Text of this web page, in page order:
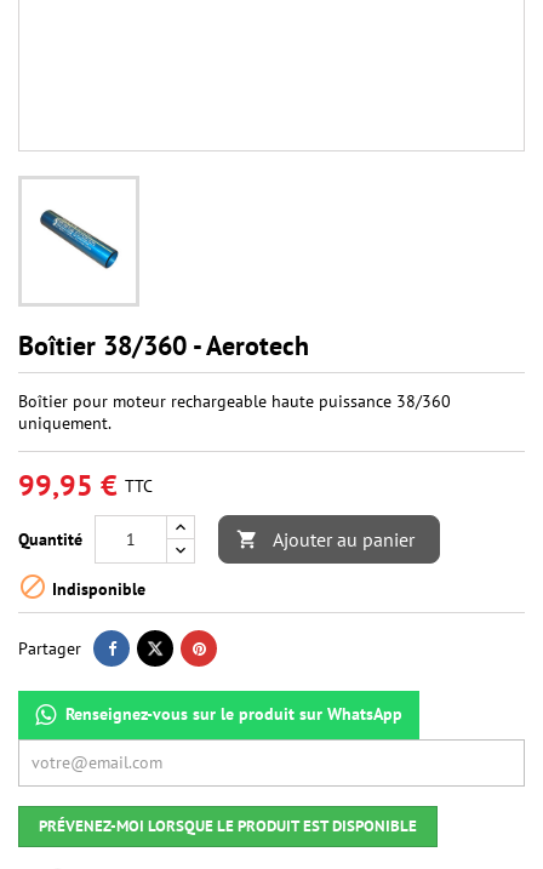
Boîtier 38/360 - Aerotech
Boîtier pour moteur rechargeable haute puissance 38/360
uniquement.
99,95 € TTC
Quantité  Ajouter au panier
 Indisponible
Partager
Renseignez-vous sur le produit sur WhatsApp
PRÉVENEZ-MOI LORSQUE LE PRODUIT EST DISPONIBLE